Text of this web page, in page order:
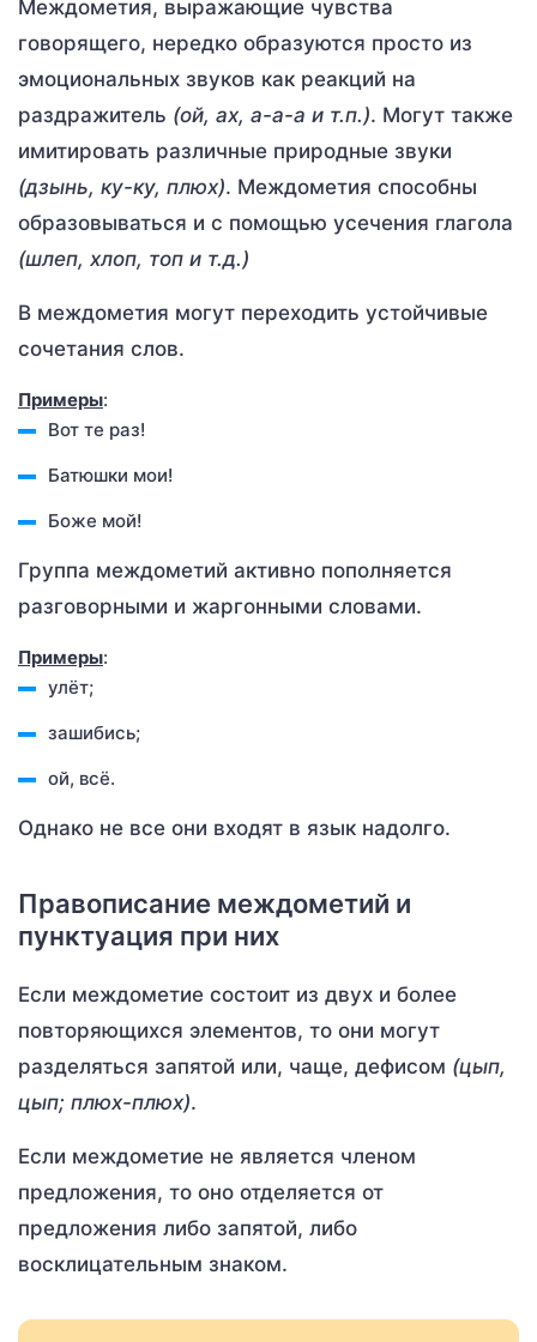
Междометия, выражающие чувства
говорящего, нередко образуются просто из
эмоциональных звуков как реакций на
раздражитель (ой, ах, а-а-а и т.п.). Могут также
имитировать различные природные звуки
(дзынь, ку-ку, плюх). Междометия способны
образовываться и с помощью усечения глагола
(шлеп, хлоп, топ и т.д.)
В междометия могут переходить устойчивые
сочетания слов.
Примеры:
Вот те раз!
Батюшки мои!
Боже мой!
Группа междометий активно пополняется
разговорными и жаргонными словами.
Примеры:
улёт;
зашибись;
ой, всё.
Однако не все они входят в язык надолго.
Правописание междометий и
пунктуация при них
Если междометие состоит из двух и более
повторяющихся элементов, то они могут
разделяться запятой или, чаще, дефисом (цып,
цып; плюх-плюх).
Если междометие не является членом
предложения, то оно отделяется от
предложения либо запятой, либо
восклицательным знаком.